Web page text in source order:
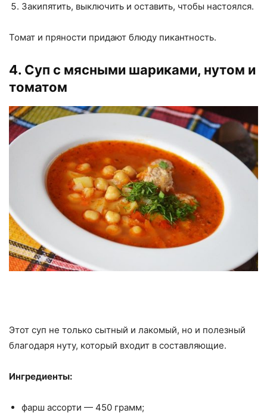
Закипятить, выключить и оставить, чтобы настоялся.
Томат и пряности придают блюду пикантность.
4. Суп с мясными шариками, нутом и
томатом
Этот суп не только сытный и лакомый, но и полезный
благодаря нуту, который входит в составляющие.
Ингредиенты:
фарш ассорти — 450 грамм;